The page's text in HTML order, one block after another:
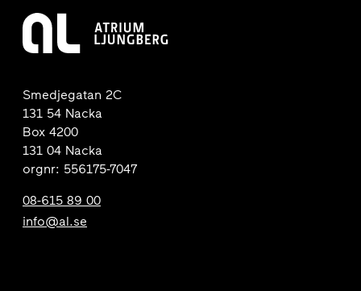
Smedjegatan 2C
131 54 Nacka
Box 4200
131 04 Nacka
orgnr: 556175-7047
08-615 89 00
info@al.se